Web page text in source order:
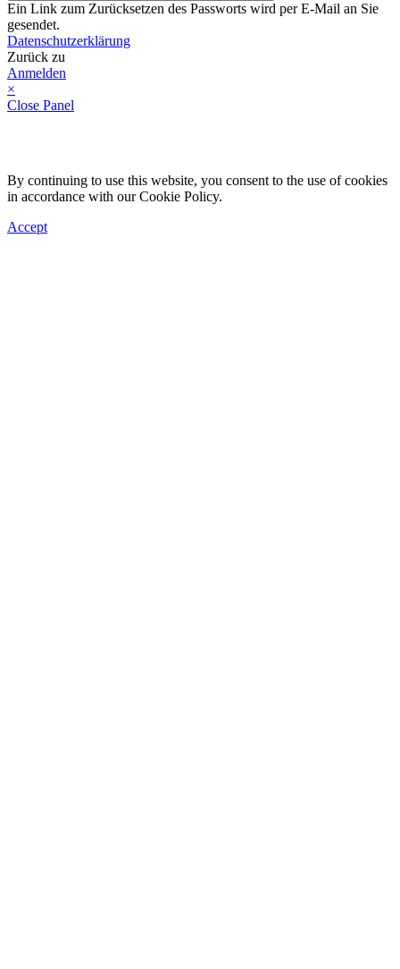
Ein Link zum Zurücksetzen des Passworts wird per E-Mail an Sie
gesendet.
Datenschutzerklärung
Zurück zu
Anmelden
×
Close Panel
By continuing to use this website, you consent to the use of cookies
in accordance with our Cookie Policy.
Accept